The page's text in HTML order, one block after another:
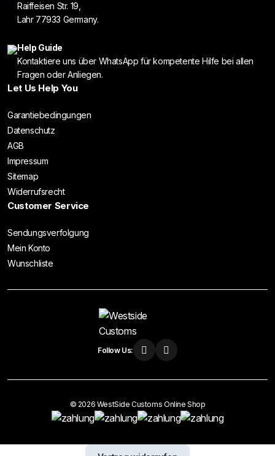
Raiffeisen Str. 19,
Lahr 77933 Germany.
Help Guide
Kontaktiere uns über WhatsApp für kompetente Hilfe bei allen
Fragen oder Anliegen.
Let Us Help You
Garantiebedingungen
Datenschutz
AGB
Impressum
Sitemap
Widerrufsrecht
Customer Service
Sendungsverfolgung
Mein Konto
Wunschliste
Follow Us:
© 2026 WestSide Customs Online Shop